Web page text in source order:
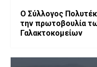
Ο Σύλλογος
την πρωτοβουλία
Γαλακτοκομείων